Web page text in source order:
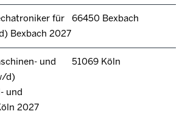
für
Bexbach 2027
66450 Bexbach
und
d)
und
2027
51069 Köln